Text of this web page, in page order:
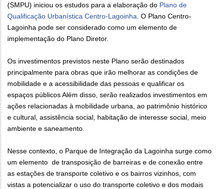
(SMPU) iniciou os estudos para a elaboração do Plano de
Qualificação Urbanística Centro-Lagoinha . O Plano Centro-
Lagoinha pode ser considerado como um elemento de
implementação do Plano Diretor.
Os investimentos previstos neste Plano serão destinados
principalmente para obras que irão melhorar as condições de
mobilidade e a acessibilidade das pessoas e qualificar os
espaços públicos Além disso, serão realizados investimentos em
ações relacionadas à mobilidade urbana, ao patrimônio histórico
e cultural, assistência social, habitação de interesse social, meio
ambiente e saneamento.
Nesse contexto, o Parque de Integração da Lagoinha surge como
um elemento de transposição de barreiras e de conexão entre
as estações de transporte coletivo e os bairros vizinhos, com
vistas a potencializar o uso do transporte coletivo e dos modais